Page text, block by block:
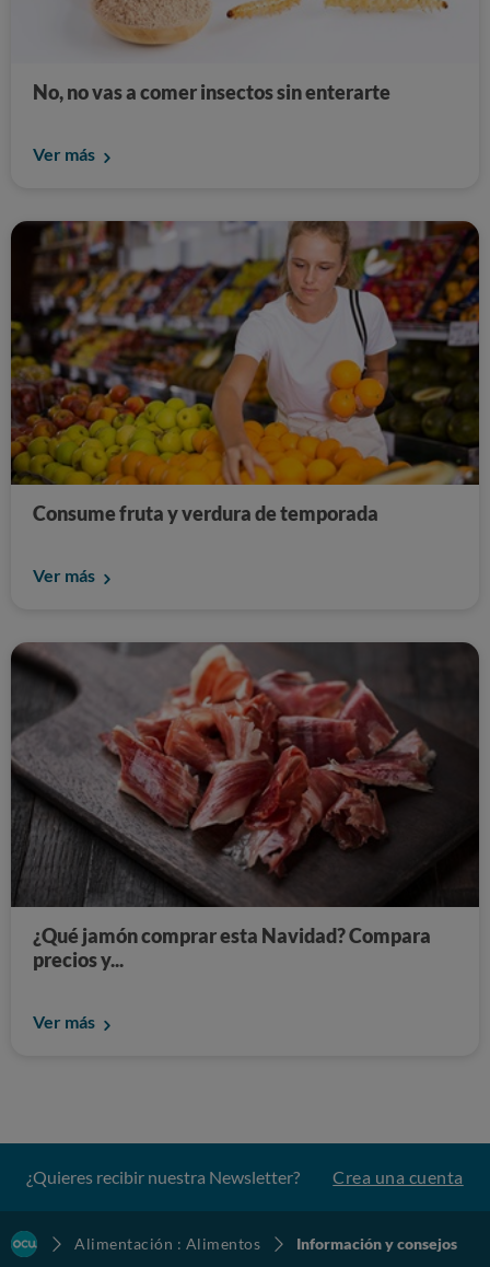
No, no vas a comer insectos sin enterarte
Ver más
Consume fruta y verdura de temporada
Ver más
¿Qué jamón comprar esta Navidad? Compara
precios y...
Ver más
¿Quieres recibir nuestra Newsletter? Crea una cuenta
Alimentación : Alimentos Información y consejos